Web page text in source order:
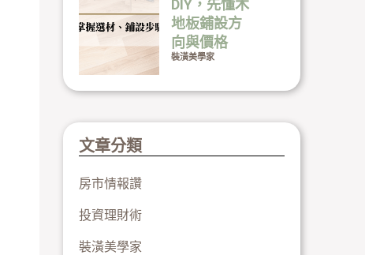
DIY，先懂木
地板鋪設方
向與價格
裝潢美學家
文章分類
房市情報讚
投資理財術
裝潢美學家